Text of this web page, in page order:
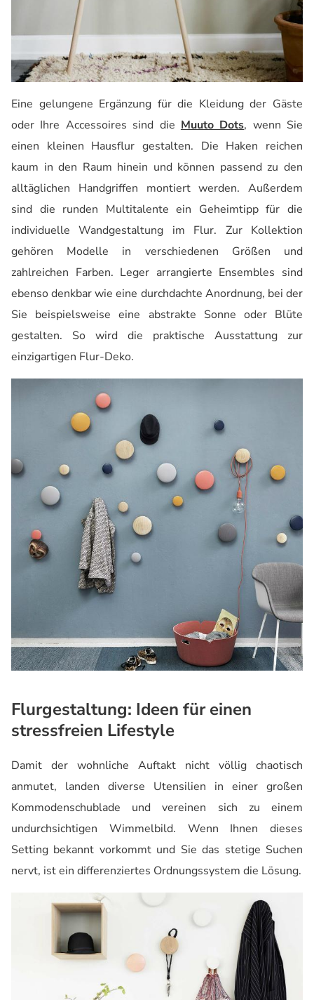
Eine gelungene Ergänzung für die Kleidung der Gäste
oder Ihre Accessoires sind die Muuto Dots, wenn Sie
einen kleinen Hausflur gestalten. Die Haken reichen
kaum in den Raum hinein und können passend zu den
alltäglichen Handgriffen montiert werden. Außerdem
sind die runden Multitalente ein Geheimtipp für die
individuelle Wandgestaltung im Flur. Zur Kollektion
gehören Modelle in verschiedenen Größen und
zahlreichen Farben. Leger arrangierte Ensembles sind
ebenso denkbar wie eine durchdachte Anordnung, bei der
Sie beispielsweise eine abstrakte Sonne oder Blüte
gestalten. So wird die praktische Ausstattung zur
einzigartigen Flur-Deko.
Flurgestaltung: Ideen für einen
stressfreien Lifestyle
Damit der wohnliche Auftakt nicht völlig chaotisch
anmutet, landen diverse Utensilien in einer großen
Kommodenschublade und vereinen sich zu einem
undurchsichtigen Wimmelbild. Wenn Ihnen dieses
Setting bekannt vorkommt und Sie das stetige Suchen
nervt, ist ein differenziertes Ordnungssystem die Lösung.